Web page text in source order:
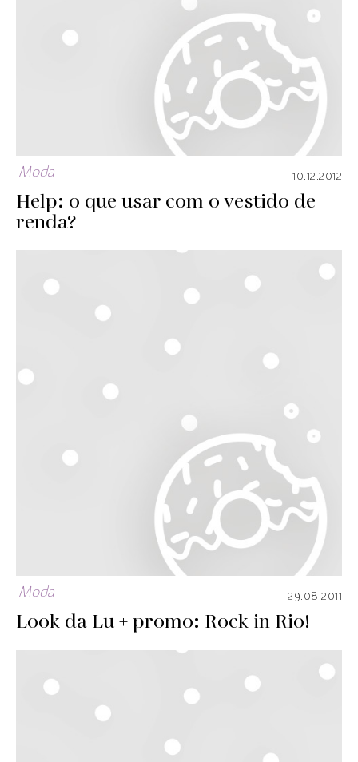
Moda 10.12.2012
Help: o que usar com o vestido de
renda?
Moda 29.08.2011
Look da Lu + promo: Rock in Rio!